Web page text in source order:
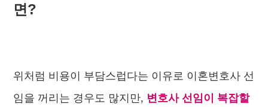
면?
위처럼 비용이 부담스럽다는 이유로 이혼변호사 선
임을 꺼리는 경우도 많지만, 변호사 선임이 복잡할